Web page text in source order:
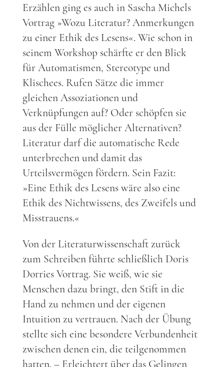
Erzählen ging es auch in Sascha Michels
Vortrag »Wozu Literatur? Anmerkungen
zu einer Ethik des Lesens«. Wie schon in
seinem Workshop schärfte er den Blick
für Automatismen, Stereotype und
Klischees. Rufen Sätze die immer
gleichen Assoziationen und
Verknüpfungen auf? Oder schöpfen sie
aus der Fülle möglicher Alternativen?
Literatur darf die automatische Rede
unterbrechen und damit das
Urteilsvermögen fördern. Sein Fazit:
»Eine Ethik des Lesens wäre also eine
Ethik des Nichtwissens, des Zweifels und
Misstrauens.«
Von der Literaturwissenschaft zurück
zum Schreiben führte schließlich Doris
Dorries Vortrag. Sie weiß, wie sie
Menschen dazu bringt, den Stift in die
Hand zu nehmen und der eigenen
Intuition zu vertrauen. Nach der Übung
stellte sich eine besondere Verbundenheit
zwischen denen ein, die teilgenommen
hatten. – Erleichtert über das Gelingen